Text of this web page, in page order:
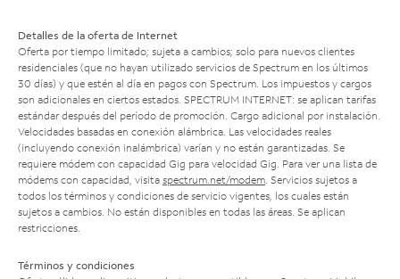
Detalles de la oferta de Internet
Oferta por tiempo limitado; sujeta a cambios; solo para nuevos clientes
residenciales (que no hayan utilizado servicios de Spectrum en los últimos
30 días) y que estén al día en pagos con Spectrum. Los impuestos y cargos
son adicionales en ciertos estados. SPECTRUM INTERNET: se aplican tarifas
estándar después del período de promoción. Cargo adicional por instalación.
Velocidades basadas en conexión alámbrica. Las velocidades reales
(incluyendo conexión inalámbrica) varían y no están garantizadas. Se
requiere módem con capacidad Gig para velocidad Gig. Para ver una lista de
módems con capacidad, visita spectrum.net/modem . Servicios sujetos a
todos los términos y condiciones de servicio vigentes, los cuales están
sujetos a cambios. No están disponibles en todas las áreas. Se aplican
restricciones.
Términos y condiciones